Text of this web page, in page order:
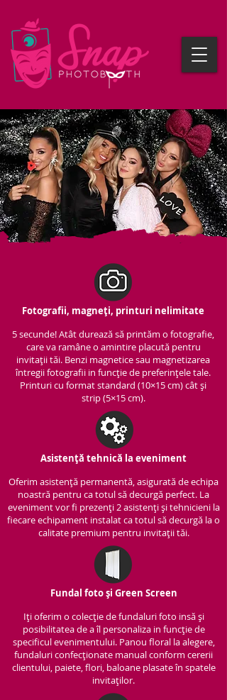
Fotografii, magneți, printuri nelimitate
5 secunde! Atât durează să printăm o fotografie,
care va ramâne o amintire placută pentru
invitații tăi. Benzi magnetice sau magnetizarea
întregii fotografii in funcție de preferințele tale.
Printuri cu format standard (10×15 cm) cât și
strip (5×15 cm).
Asistență tehnică la eveniment
Oferim asistență permanentă, asigurată de echipa
noastră pentru ca totul să decurgă perfect. La
eveniment vor fi prezenți 2 asistenți și tehnicieni la
fiecare echipament instalat ca totul să decurgă la o
calitate premium pentru invitații tăi.
Fundal foto și Green Screen
Iți oferim o colecție de fundaluri foto insă și
posibilitatea de a îl personaliza in funcție de
specificul evenimentului. Panou floral la alegere,
fundaluri confecționate manual conform cererii
clientului, paiete, flori, baloane plasate în spatele
invitaților.